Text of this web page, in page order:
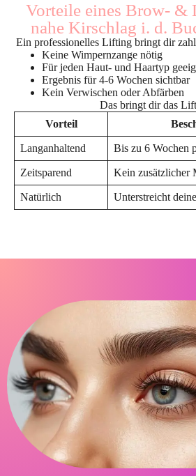
Vorteile eines Brow- &
nahe Kirschlag i. d.
Ein professionelles Lifting bringt dir
Keine Wimpernzange nötig
Für jeden Haut- und Haartyp
Ergebnis für 4-6 Wochen sichtbar
Kein Verwischen oder Abfärben
Das bringt dir das
Vorteil
Langanhaltend Bis zu 6 Wochen
Zeitsparend Kein zusätzlicher
Natürlich Unterstreicht